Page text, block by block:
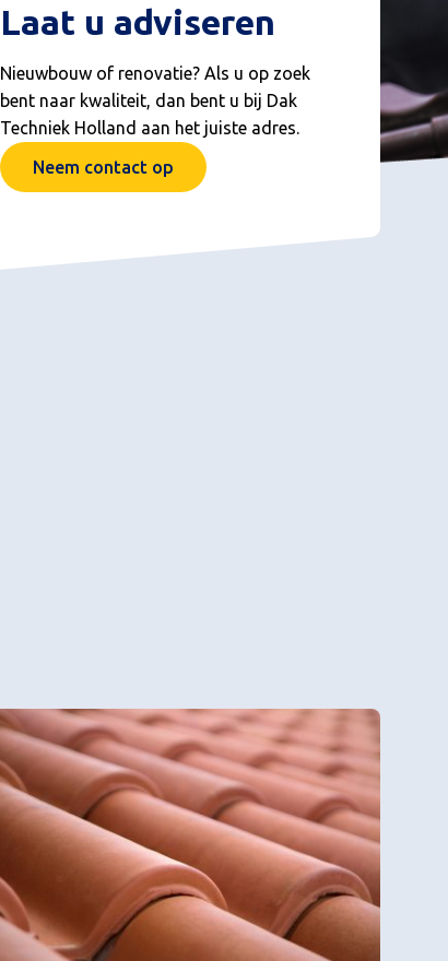
Laat u adviseren
Nieuwbouw of renovatie? Als u op zoek
bent naar kwaliteit, dan bent u bij Dak
Techniek Holland aan het juiste adres.
Neem contact op